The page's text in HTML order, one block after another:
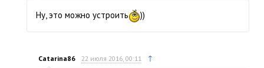
Ну, это можно устроить ))
Catarina86 22 июля 2016, 00:11 ↑